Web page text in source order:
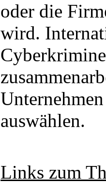
oder die
wird.
auswählen.
Links zum